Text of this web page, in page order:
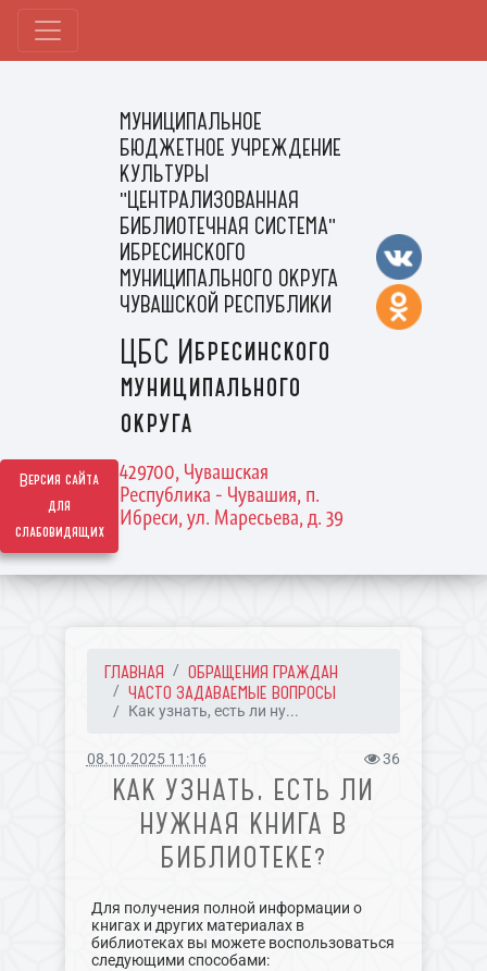
Версия сайта
для
слабовидящих
МУНИЦИПАЛЬНОЕ
БЮДЖЕТНОЕ УЧРЕЖДЕНИЕ
КУЛЬТУРЫ
"ЦЕНТРАЛИЗОВАННАЯ
БИБЛИОТЕЧНАЯ СИСТЕМА"
ИБРЕСИНСКОГО
МУНИЦИПАЛЬНОГО ОКРУГА
ЧУВАШСКОЙ РЕСПУБЛИКИ
ЦБС Ибресинского
муниципального
округа
429700, Чувашская
Республика - Чувашия, п.
Ибреси, ул. Маресьева, д. 39
ГЛАВНАЯ
ОБРАЩЕНИЯ ГРАЖДАН
ЧАСТО ЗАДАВАЕМЫЕ ВОПРОСЫ
Как узнать, есть ли ну...
08.10.2025 11:16 36
КАК УЗНАТЬ, ЕСТЬ ЛИ
НУЖНАЯ КНИГА В
БИБЛИОТЕКЕ?
Для получения полной информации о
книгах и других материалах в
библиотеках вы можете воспользоваться
следующими способами: